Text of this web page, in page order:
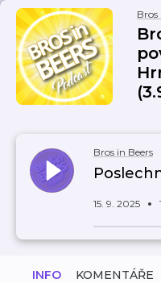
Bros
Bros in Beers
15. 9. 2025
INFO KOMENTÁŘE